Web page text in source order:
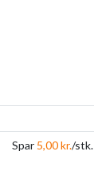
Spar 5,00 kr./stk.